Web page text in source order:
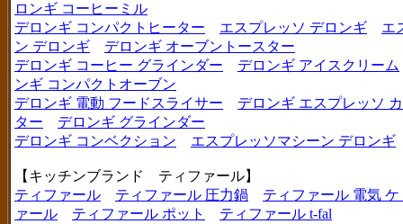
ロンギ コーヒーミル
デロンギ コンパクトヒーター
エスプレッソ デロンギ
エ
ン デロンギ
デロンギ オーブントースター
デロンギ コーヒー グラインダー
デロンギ アイスクリーム
ンギ コンパクトオーブン
デロンギ 電動 フードスライサー
デロンギ エスプレッソ
ター
デロンギ グラインダー
デロンギ コンベクション
エスプレッソマシーン デロンギ
【キッチンブランド ティファール】
ティファール
ティファール 圧力鍋
ティファール 電気 ケ
ァール
ティファール ポット
ティファール t-fal